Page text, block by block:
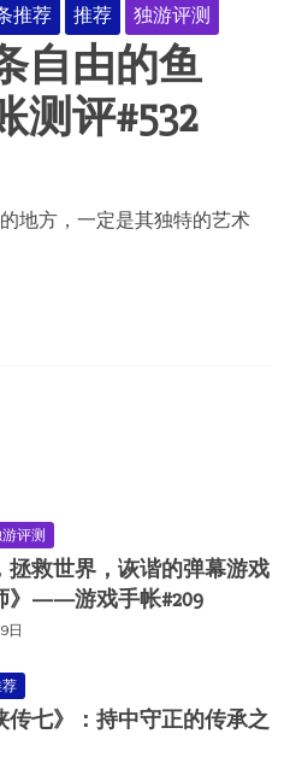
推荐 推荐 独游评测
自由的鱼
测评#532
地方，一定是其独特的艺术
评测
拯救世界，诙谐的弹幕游戏
》——游戏手帐#209
日
传七》：持中守正的传承之